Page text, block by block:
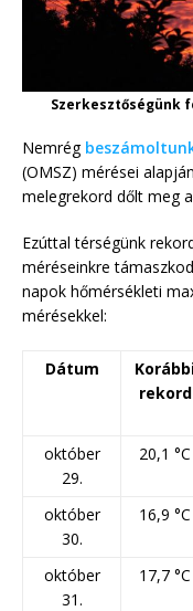
Szerkesztőségünk
Nemrég
(OMSZ) mérései
melegrekord dőlt meg
Ezúttal térségünk
méréseinkre
napok hőmérsékleti
mérésekkel:
Dátum
rekord
október
29.
20,1 °C
október
30.
16,9 °C
október
31.
17,7 °C